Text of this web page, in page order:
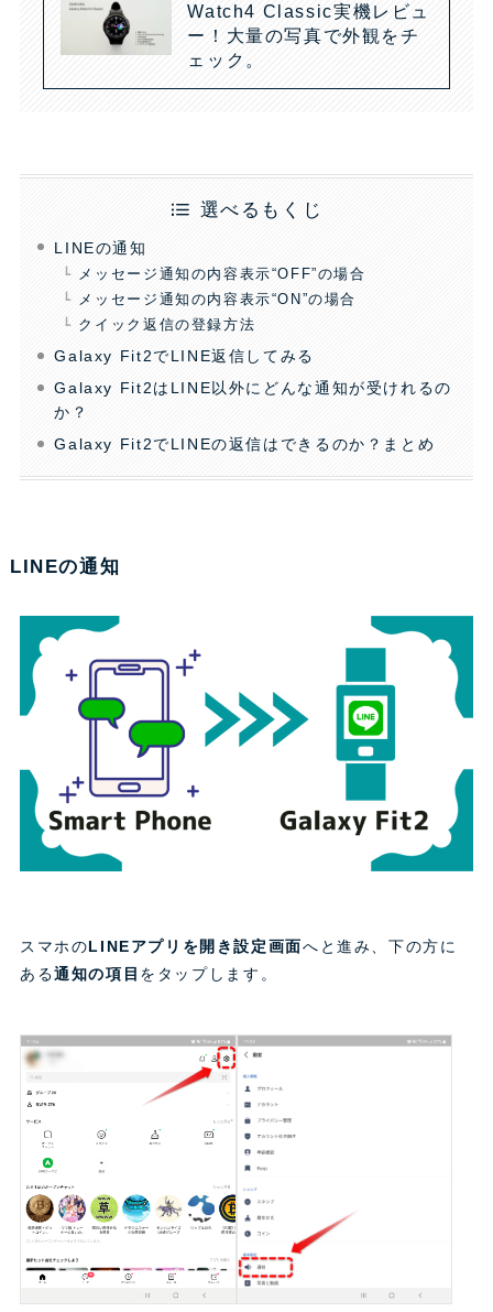
Watch4 Classic実機レビュ
ー！大量の写真で外観をチ
ェック。
選べるもくじ
LINEの通知
メッセージ通知の内容表示“OFF”の場合
メッセージ通知の内容表示“ON”の場合
クイック返信の登録方法
Galaxy Fit2でLINE返信してみる
Galaxy Fit2はLINE以外にどんな通知が受けれるの
か？
Galaxy Fit2でLINEの返信はできるのか？まとめ
LINEの通知
スマホのLINEアプリを開き設定画面へと進み、下の方に
ある通知の項目 をタップします。